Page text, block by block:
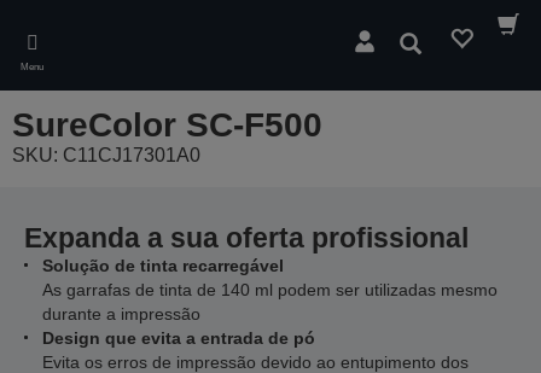
main
content
Menu
Pesquisar
SureColor SC-F500
SKU: C11CJ17301A0
Expanda a sua oferta profissional
Solução de tinta recarregável
As garrafas de tinta de 140 ml podem ser utilizadas mesmo
durante a impressão
Design que evita a entrada de pó
Evita os erros de impressão devido ao entupimento dos